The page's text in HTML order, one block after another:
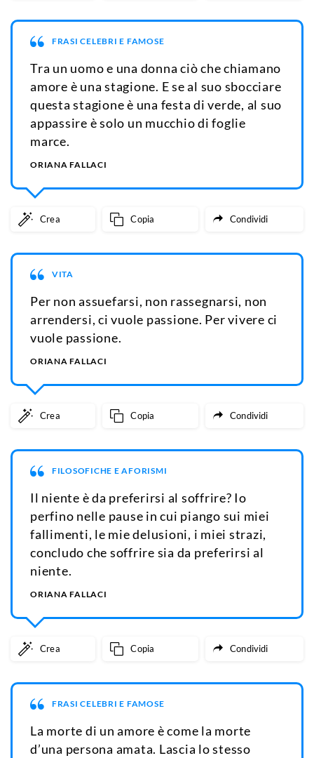
FRASI CELEBRI E FAMOSE
Tra un uomo e una donna ciò che chiamano
amore è una stagione. E se al suo sbocciare
questa stagione è una festa di verde, al suo
appassire è solo un mucchio di foglie
marce.
ORIANA FALLACI
Crea Copia Condividi
VITA
Per non assuefarsi, non rassegnarsi, non
arrendersi, ci vuole passione. Per vivere ci
vuole passione.
ORIANA FALLACI
Crea Copia Condividi
FILOSOFICHE E AFORISMI
Il niente è da preferirsi al soffrire? Io
perfino nelle pause in cui piango sui miei
fallimenti, le mie delusioni, i miei strazi,
concludo che soffrire sia da preferirsi al
niente.
ORIANA FALLACI
Crea Copia Condividi
FRASI CELEBRI E FAMOSE
La morte di un amore è come la morte
d’una persona amata. Lascia lo stesso